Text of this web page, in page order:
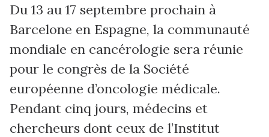
Du 13 au 17 septembre prochain à
Barcelone en Espagne, la communauté
mondiale en cancérologie sera réunie
pour le congrès de la Société
européenne d’oncologie médicale.
Pendant cinq jours, médecins et
chercheurs dont ceux de l’Institut